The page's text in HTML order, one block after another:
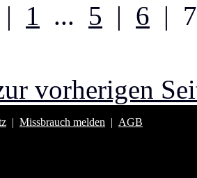
| 1 ... 5 | 6 |
vorherigen
| Missbrauch melden | AGB